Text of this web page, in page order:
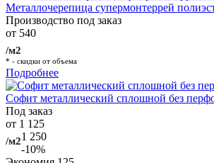
Металлочерепица супермонтеррей
Производство под заказ
от 540
/м2
* - скидки от объема
Подробнее
Софит металлический сплошной без
Под заказ
от 1 125
/м21 250
-10%